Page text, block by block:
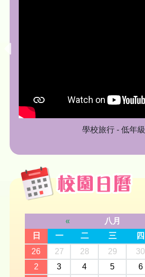
學校旅行 - 低年級
« 八月
日
一 二 三 四
26
27 28 29 30
2
3 4 5 6